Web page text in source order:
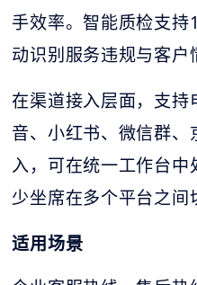
手效率。智能质检支
动识别服务违规与客户
在渠道接入层面，支
音、小红书、微信群
入，可在统一工作台
少坐席在多个平台之间
适用场景